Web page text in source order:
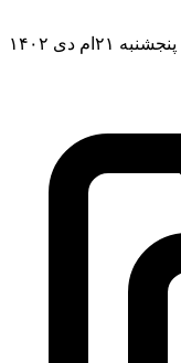
پنجشنبه ۲۱ام دی ۱۴۰۲